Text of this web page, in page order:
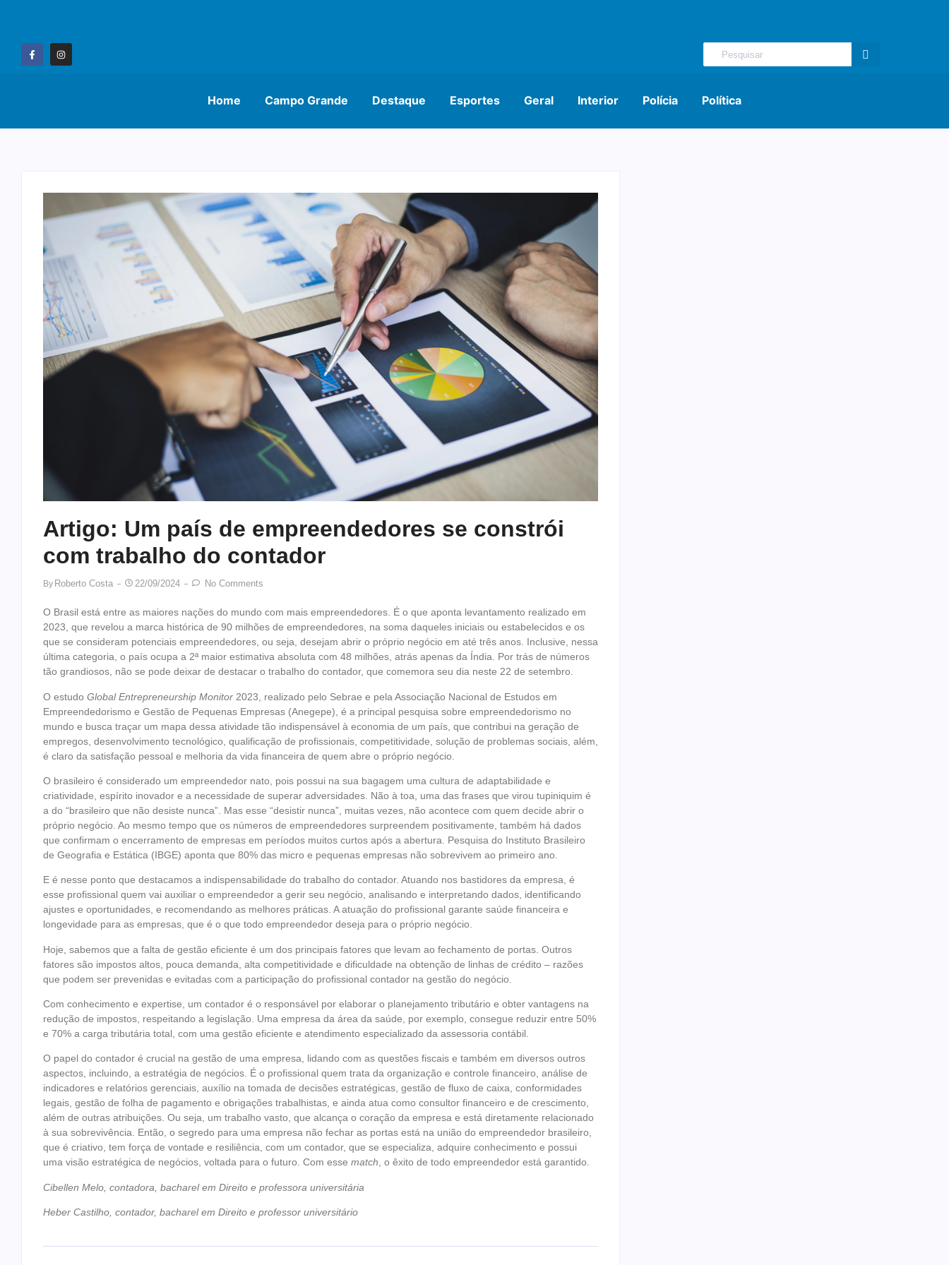
Home Campo Grande Destaque Esportes Geral Interior Polícia Política
Artigo: Um país de empreendedores se constrói
com trabalho do contador
By Roberto Costa 22/09/2024 No Comments
O Brasil está entre as maiores nações do mundo com mais empreendedores. É o que aponta levantamento realizado em
2023, que revelou a marca histórica de 90 milhões de empreendedores, na soma daqueles iniciais ou estabelecidos e os
que se consideram potenciais empreendedores, ou seja, desejam abrir o próprio negócio em até três anos. Inclusive, nessa
última categoria, o país ocupa a 2ª maior estimativa absoluta com 48 milhões, atrás apenas da Índia. Por trás de números
tão grandiosos, não se pode deixar de destacar o trabalho do contador, que comemora seu dia neste 22 de setembro.
O estudo Global Entrepreneurship Monitor 2023, realizado pelo Sebrae e pela Associação Nacional de Estudos em
Empreendedorismo e Gestão de Pequenas Empresas (Anegepe), é a principal pesquisa sobre empreendedorismo no
mundo e busca traçar um mapa dessa atividade tão indispensável à economia de um país, que contribui na geração de
empregos, desenvolvimento tecnológico, qualificação de profissionais, competitividade, solução de problemas sociais, além,
é claro da satisfação pessoal e melhoria da vida financeira de quem abre o próprio negócio.
O brasileiro é considerado um empreendedor nato, pois possui na sua bagagem uma cultura de adaptabilidade e
criatividade, espírito inovador e a necessidade de superar adversidades. Não à toa, uma das frases que virou tupiniquim é
a do “brasileiro que não desiste nunca”. Mas esse “desistir nunca”, muitas vezes, não acontece com quem decide abrir o
próprio negócio. Ao mesmo tempo que os números de empreendedores surpreendem positivamente, também há dados
que confirmam o encerramento de empresas em períodos muitos curtos após a abertura. Pesquisa do Instituto Brasileiro
de Geografia e Estática (IBGE) aponta que 80% das micro e pequenas empresas não sobrevivem ao primeiro ano.
E é nesse ponto que destacamos a indispensabilidade do trabalho do contador. Atuando nos bastidores da empresa, é
esse profissional quem vai auxiliar o empreendedor a gerir seu negócio, analisando e interpretando dados, identificando
ajustes e oportunidades, e recomendando as melhores práticas. A atuação do profissional garante saúde financeira e
longevidade para as empresas, que é o que todo empreendedor deseja para o próprio negócio.
Hoje, sabemos que a falta de gestão eficiente é um dos principais fatores que levam ao fechamento de portas. Outros
fatores são impostos altos, pouca demanda, alta competitividade e dificuldade na obtenção de linhas de crédito – razões
que podem ser prevenidas e evitadas com a participação do profissional contador na gestão do negócio.
Com conhecimento e expertise, um contador é o responsável por elaborar o planejamento tributário e obter vantagens na
redução de impostos, respeitando a legislação. Uma empresa da área da saúde, por exemplo, consegue reduzir entre 50%
e 70% a carga tributária total, com uma gestão eficiente e atendimento especializado da assessoria contábil.
O papel do contador é crucial na gestão de uma empresa, lidando com as questões fiscais e também em diversos outros
aspectos, incluindo, a estratégia de negócios. É o profissional quem trata da organização e controle financeiro, análise de
indicadores e relatórios gerenciais, auxílio na tomada de decisões estratégicas, gestão de fluxo de caixa, conformidades
legais, gestão de folha de pagamento e obrigações trabalhistas, e ainda atua como consultor financeiro e de crescimento,
além de outras atribuições. Ou seja, um trabalho vasto, que alcança o coração da empresa e está diretamente relacionado
à sua sobrevivência. Então, o segredo para uma empresa não fechar as portas está na união do empreendedor brasileiro,
que é criativo, tem força de vontade e resiliência, com um contador, que se especializa, adquire conhecimento e possui
uma visão estratégica de negócios, voltada para o futuro. Com esse match, o êxito de todo empreendedor está garantido.
Cibellen Melo, contadora, bacharel em Direito e professora universitária
Heber Castilho, contador, bacharel em Direito e professor universitário